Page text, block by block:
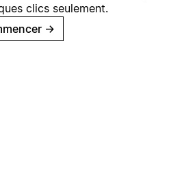
clics seulement.
→